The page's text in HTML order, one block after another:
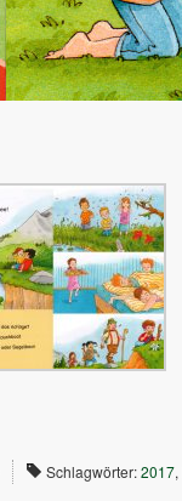
Schlagwörter:2017,